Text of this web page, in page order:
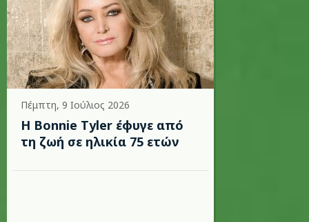
Πέμπτη, 9 Ιούλιος 2026
Η Bonnie Tyler έφυγε από
τη ζωή σε ηλικία 75 ετών